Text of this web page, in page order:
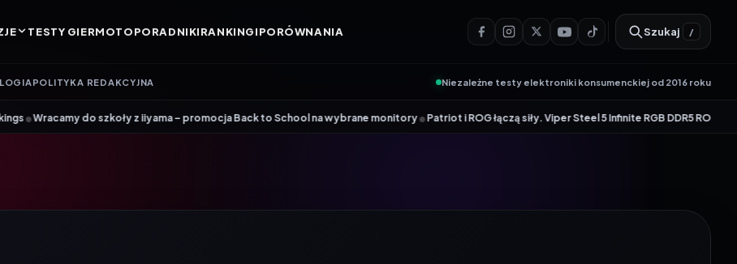
TESTY GIERMOTOPORADNIKIRANKINGIPORÓWNANIA Szukaj /
POLITYKA REDAKCYJNA Niezależne testy elektroniki konsumenckiej od 2016 roku
szkoły z iiyama – promocja Back to School na wybrane monitory•Patriot i ROG łączą siły. Viper Steel 5 Infinite RGB DDR5 ROG Edition oferuje